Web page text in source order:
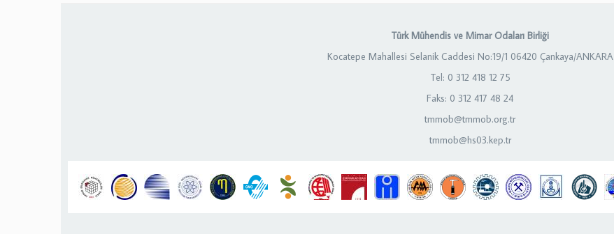
Türk Mühendis ve Mimar Odaları Birliği
Kocatepe Mahallesi Selanik Caddesi No:19/1 06420 Çankaya/ANKARA
Tel: 0 312 418 12 75
Faks: 0 312 417 48 24
tmmob@tmmob.org.tr
tmmob@hs03.kep.tr